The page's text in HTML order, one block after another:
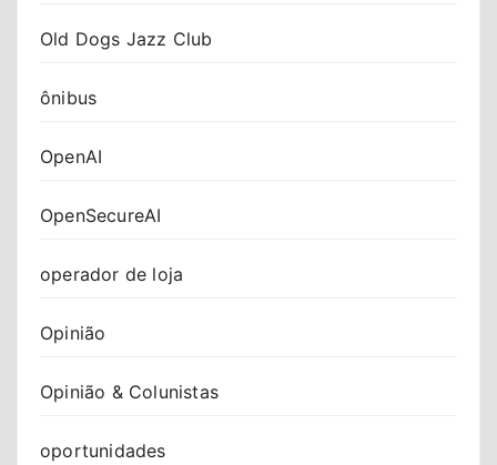
Old Dogs Jazz Club
ônibus
OpenAI
OpenSecureAI
operador de loja
Opinião
Opinião & Colunistas
oportunidades